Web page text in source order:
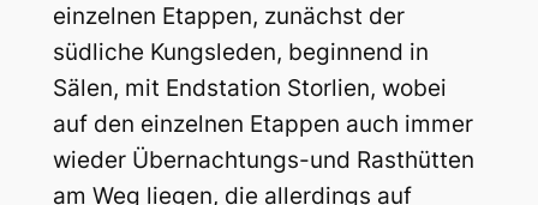
einzelnen Etappen, zunächst der
südliche Kungsleden, beginnend in
Sälen, mit Endstation Storlien, wobei
auf den einzelnen Etappen auch immer
wieder Übernachtungs-und Rasthütten
am Weg liegen, die allerdings auf